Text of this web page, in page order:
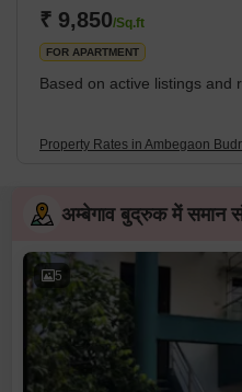
₹ 9,850/Sq.ft
FOR APARTMENT
Based on active listings and
Property Rates in Ambegaon
अम्बेगाव बुद्रुक में समान
5